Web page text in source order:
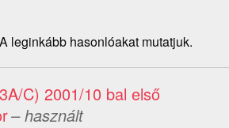
leginkább hasonlóakat mutatjuk.
C) 2001/10 bal első
– használt